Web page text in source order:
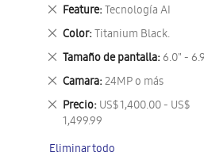
Feature Tecnología AI
Eliminar
este
artículo
Color Titanium Black.
Eliminar
este
artículo
Tamaño de pantalla 6.0" -
Eliminar
este
artículo
Camara 24MP o más
Eliminar
este
artículo
Precio US$ 1,400.00 - US$
1,499.99
Eliminar
este
Eliminar todo